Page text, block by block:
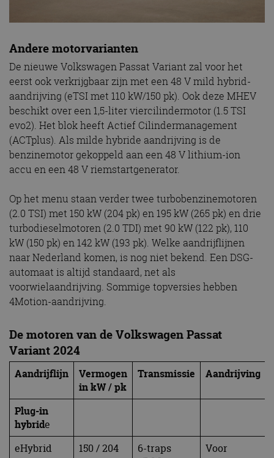
Andere motorvarianten
De nieuwe Volkswagen Passat Variant zal voor het
eerst ook verkrijgbaar zijn met een 48 V mild hybrid-
aandrijving (eTSI met 110 kW/150 pk). Ook deze MHEV
beschikt over een 1,5-liter viercilindermotor (1.5 TSI
evo2). Het blok heeft Actief Cilindermanagement
(ACTplus). Als milde hybride aandrijving is de
benzinemotor gekoppeld aan een 48 V lithium-ion
accu en een 48 V riemstartgenerator.
Op het menu staan verder twee turbobenzinemotoren
(2.0 TSI) met 150 kW (204 pk) en 195 kW (265 pk) en drie
turbodieselmotoren (2.0 TDI) met 90 kW (122 pk), 110
kW (150 pk) en 142 kW (193 pk). Welke aandrijflijnen
naar Nederland komen, is nog niet bekend. Een DSG-
automaat is altijd standaard, net als
voorwielaandrijving. Sommige topversies hebben
4Motion-aandrijving.
De motoren van de Volkswagen Passat
Variant 2024
Aandrijflijn
Vermogen
in kW / pk
Transmissie Aandrijving
Plug-in
hybride
eHybrid
150 / 204
6-traps
Voor